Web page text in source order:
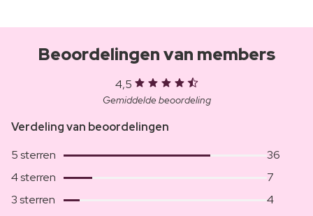
Beoordelingen van members
4,5
Gemiddelde beoordeling
Verdeling van beoordelingen
5 sterren
36
4 sterren
7
3 sterren
4